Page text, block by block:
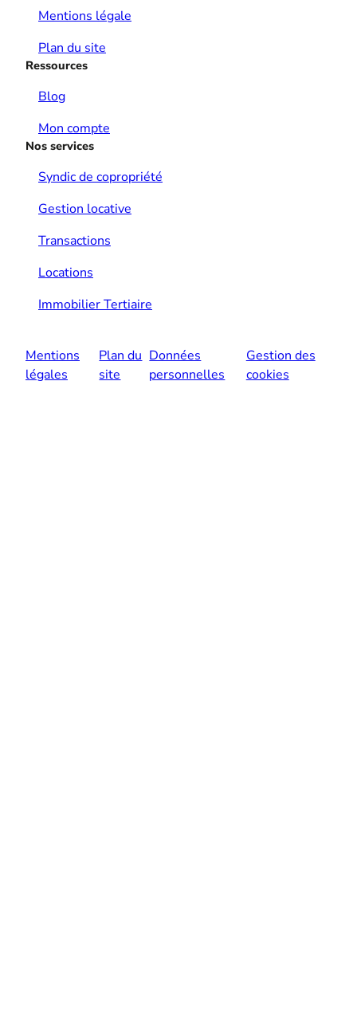
Mentions légale
Plan du site
Ressources
Blog
Mon compte
Nos services
Syndic de copropriété
Gestion locative
Transactions
Locations
Immobilier Tertiaire
Mentions
légales
Plan du
site
Données
personnelles
Gestion des
cookies